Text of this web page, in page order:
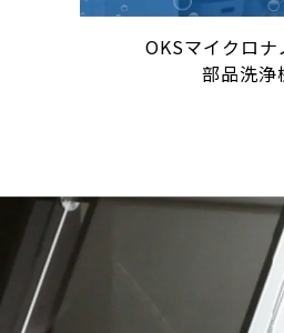
OKSマイクロナ
部品洗浄